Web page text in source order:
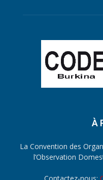
À
La Convention des
l’Observation